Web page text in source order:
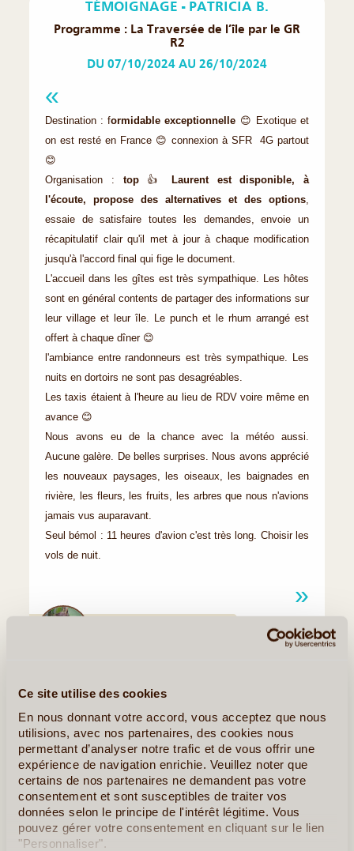
Ce site utilise des cookies
En nous donnant votre accord, vous acceptez que nous
utilisions, avec nos partenaires, des cookies nous
permettant d’analyser notre trafic et de vous offrir une
expérience de navigation enrichie. Veuillez noter que
certains de nos partenaires ne demandent pas votre
consentement et sont susceptibles de traiter vos
données selon le principe de l'intérêt légitime. Vous
pouvez gérer votre consentement en cliquant sur le lien
"Personnaliser".
TÉMOIGNAGE - PATRICIA B.
Programme : La Traversée de l’île par le GR
R2
DU 07/10/2024 AU 26/10/2024
Destination : formidable exceptionnelle 😊 Exotique et
on est resté en France 😊 connexion à SFR 4G partout
😊
Organisation : top👍
Laurent est disponible, à
l'écoute, propose des alternatives et des options
essaie de satisfaire toutes les demandes, envoie un
récapitulatif clair qu'il met à jour à chaque modification
jusqu'à l'accord final qui fige le document.
L'accueil dans les gîtes est très sympathique. Les hôtes
sont en général contents de partager des informations sur
leur village et leur île. Le punch et le rhum arrangé est
offert à chaque dîner 😊
l'ambiance entre randonneurs est très sympathique. Les
nuits en dortoirs ne sont pas desagréables.
Les taxis étaient à l'heure au lieu de RDV voire même en
avance 😊
Nous avons eu de la chance avec la météo aussi.
Aucune galère. De belles surprises. Nous avons apprécié
les nouveaux paysages, les oiseaux, les baignades en
rivière, les fleurs, les fruits, les arbres que nous n'avions
jamais vus auparavant.
Seul bémol : 11 heures d'avion c'est très long. Choisir les
vols de nuit.
Réunion
Les Mini'Treks à la Carte